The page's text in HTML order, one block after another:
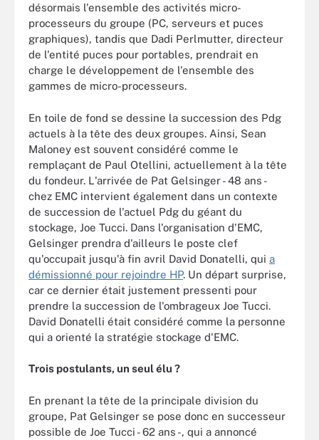
désormais l'ensemble des activités micro-
processeurs du groupe (PC, serveurs et puces
graphiques), tandis que Dadi Perlmutter, directeur
de l'entité puces pour portables, prendrait en
charge le développement de l'ensemble des
gammes de micro-processeurs.
En toile de fond se dessine la succession des Pdg
actuels à la tête des deux groupes. Ainsi, Sean
Maloney est souvent considéré comme le
remplaçant de Paul Otellini, actuellement à la tête
du fondeur. L'arrivée de Pat Gelsinger - 48 ans -
chez EMC intervient également dans un contexte
de succession de l'actuel Pdg du géant du
stockage, Joe Tucci. Dans l'organisation d'EMC,
Gelsinger prendra d'ailleurs le poste clef
qu'occupait jusqu'à fin avril David Donatelli, qui a
démissionné pour rejoindre HP. Un départ surprise,
car ce dernier était justement pressenti pour
prendre la succession de l'ombrageux Joe Tucci.
David Donatelli était considéré comme la personne
qui a orienté la stratégie stockage d'EMC.
Trois postulants, un seul élu ?
En prenant la tête de la principale division du
groupe, Pat Gelsinger se pose donc en successeur
possible de Joe Tucci - 62 ans -, qui a annoncé